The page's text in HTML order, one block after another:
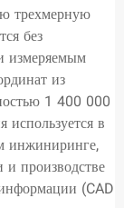
трехмерную
без
измеряемым
из
1 400 000
используется в
инжиниринге,
и производстве
(CAD